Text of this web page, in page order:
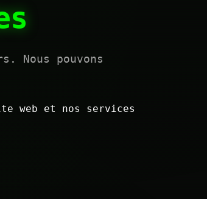
Nous pouvons
web et nos services